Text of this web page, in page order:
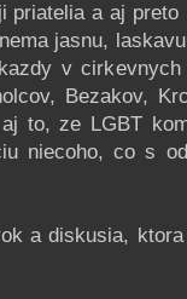
priatelia a aj
jasnu,
v
Bezakov,
to, ze LGBT
niecoho, co s
a diskusia,